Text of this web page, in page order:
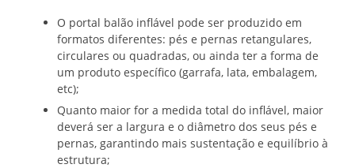
O portal balão inflável pode ser produzido em
formatos diferentes: pés e pernas retangulares,
circulares ou quadradas, ou ainda ter a forma de
um produto específico (garrafa, lata, embalagem,
etc);
Quanto maior for a medida total do inflável, maior
deverá ser a largura e o diâmetro dos seus pés e
pernas, garantindo mais sustentação e equilíbrio à
estrutura;